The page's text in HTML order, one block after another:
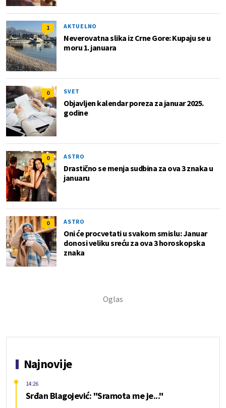
1 AKTUELNO
Neverovatna slika iz Crne Gore: Kupaju se u
moru 1. januara
0 SVET
Objavljen kalendar poreza za januar 2025.
godine
0 ASTRO
Drastično se menja sudbina za ova 3 znaka u
januaru
0 ASTRO
Oni će procvetati u svakom smislu: Januar
donosi veliku sreću za ova 3 horoskopska
znaka
Najnovije
Srđan Blagojević: "Sramota me je..."
14:26